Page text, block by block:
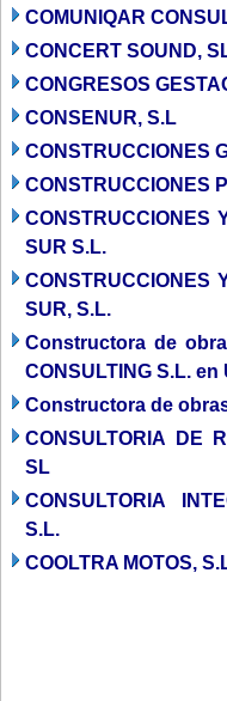
COMUNIQAR
CONCERT SOUND,
CONGRESOS
CONSENUR, S.L
CONSTRUCCIONES
CONSTRUCCIONES
CONSTRUCCIONES
SUR S.L.
CONSTRUCCIONES
SUR, S.L.
Constructora de
CONSULTING S.L. en
Constructora de
CONSULTORIA DE
SL
CONSULTORIA
S.L.
COOLTRA MOTOS,